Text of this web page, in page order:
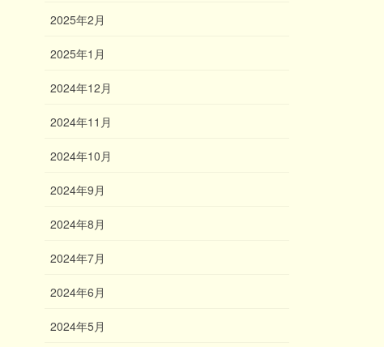
2025年2月
2025年1月
2024年12月
2024年11月
2024年10月
2024年9月
2024年8月
2024年7月
2024年6月
2024年5月